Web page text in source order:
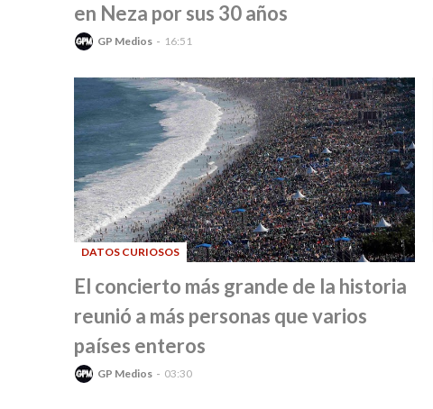
en Neza por sus 30 años
GP Medios 16:51
DATOS CURIOSOS
El concierto más grande de la historia
reunió a más personas que varios
países enteros
GP Medios 03:30